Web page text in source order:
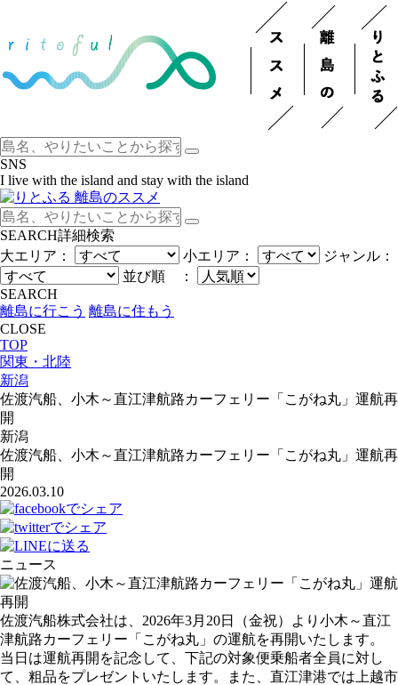
SNS
I live with the island and stay with the island
SEARCH詳細検索
大エリア：
小エリア：
ジャンル：
並び順 ：
SEARCH
離島に行こう 離島に住もう
CLOSE
TOP
関東・北陸
新潟
佐渡汽船、小木～直江津航路カーフェリー「こがね丸」運航再
開
新潟
佐渡汽船、小木～直江津航路カーフェリー「こがね丸」運航再
開
2026.03.10
ニュース
佐渡汽船株式会社は、2026年3月20日（金祝）より小木～直江
津航路カーフェリー「こがね丸」の運航を再開いたします。
当日は運航再開を記念して、下記の対象便乗船者全員に対し
て、粗品をプレゼントいたします。また、直江津港では上越市